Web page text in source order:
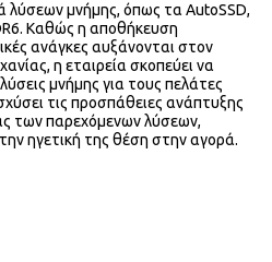
λύσεων μνήμης, όπως τα AutoSSD,
Καθώς η αποθήκευση
ανάγκες αυξάνονται στον
η εταιρεία σκοπεύει να
μνήμης για τους πελάτες
τις προσπάθειες ανάπτυξης
των παρεχόμενων λύσεων,
ηγετική της θέση στην αγορά.